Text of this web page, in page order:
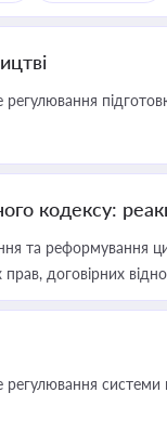
кодексу:
та реформування
договірних
системи